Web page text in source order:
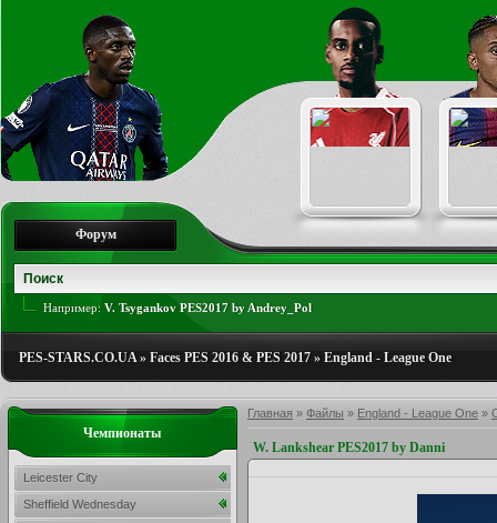
Форум
Например: V. Tsygankov PES2017 by Andrey_Pol
PES-STARS.CO.UA» Faces PES 2016 & PES 2017 » England - League One
Главная » Файлы » England - League One »
W. Lankshear PES2017 by Danni
Чемпионаты
Leicester City
Sheffield Wednesday